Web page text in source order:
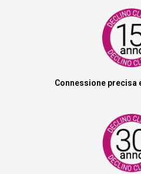
Connessione precisa